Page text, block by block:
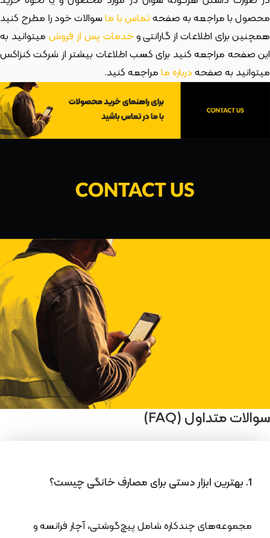
محصول با مراجعه به صفحهتماس با ماسوالات خود را مطرح کنید
همچنین برای اطلاعات از گارانتی وخدمات پس از فروش میتوانید به
این صفحه مراجعه کنید برای کسب اطلاعات بیشتر از شرکت کنزاکس
میتوانید به صفحهدرباره مامراجعه کنید.
سوالات متداول (FAQ)
1. بهترین ابزار دستی برای مصارف خانگی چیست؟
مجموعه‌های چندکاره شامل پیچ‌گوشتی، آچار فرانسه و